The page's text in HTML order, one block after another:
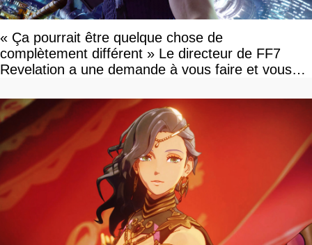
« Ça pourrait être quelque chose de
complètement différent » Le directeur de FF7
Revelation a une demande à vous faire et vous